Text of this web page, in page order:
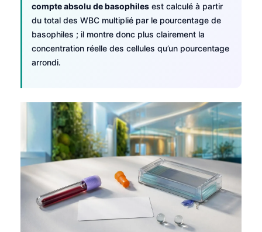
compte absolu de basophiles est calculé à partir
du total des WBC multiplié par le pourcentage de
basophiles ; il montre donc plus clairement la
concentration réelle des cellules qu’un pourcentage
arrondi.